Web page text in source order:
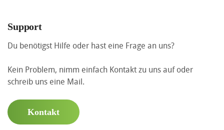
Support
Du benötigst Hilfe oder hast eine Frage an uns?
Kein Problem, nimm einfach Kontakt zu uns auf oder
schreib uns eine Mail.
Kontakt